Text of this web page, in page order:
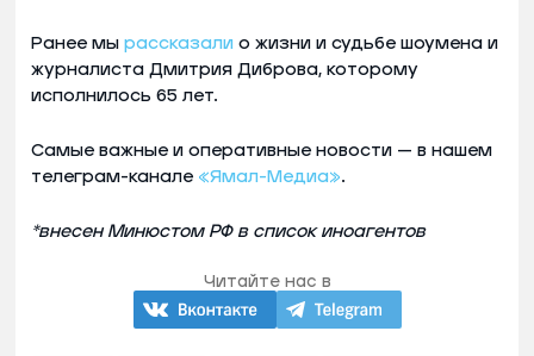
Ранее мы рассказали о жизни и судьбе шоумена и
журналиста Дмитрия Диброва, которому
исполнилось 65 лет.
Самые важные и оперативные новости — в нашем
телеграм-канале «Ямал-Медиа».
*внесен Минюстом РФ в список иноагентов
Читайте нас в